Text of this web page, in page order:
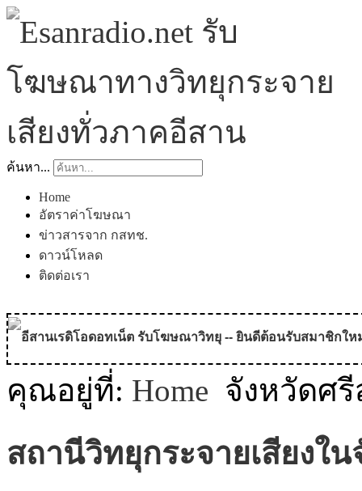
ค้นหา...
Home
อัตราค่าโฆษณา
ข่าวสารจาก กสทช.
ดาวน์โหลด
ติดต่อเรา
อีสานเรดิโอดอทเน็ต รับโฆษณาวิทยุ -- ยินดีต้อนรับสมาชิกใหม่
MODULE SBAHJAOUI WEATHER
MODULE SBAHJAOUI MEMORY GAME
คุณอยู่ที่: Home จังหวัดศรี
สถานีวิทยุกระจายเสียงใ